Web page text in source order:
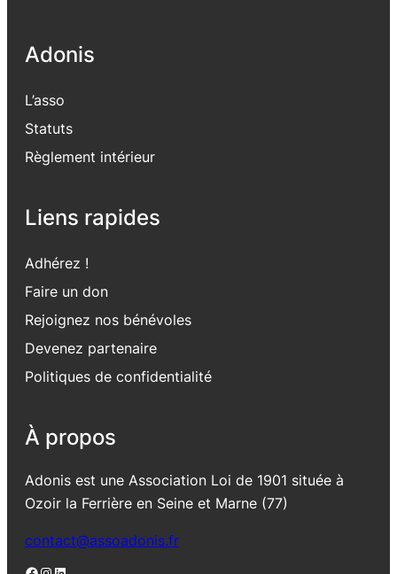
Adonis
L’asso
Statuts
Règlement intérieur
Liens rapides
Adhérez !
Faire un don
Rejoignez nos bénévoles
Devenez partenaire
Politiques de confidentialité
À propos
Adonis est une Association Loi de 1901 située à
Ozoir la Ferrière en Seine et Marne (77)
contact@assoadonis.fr